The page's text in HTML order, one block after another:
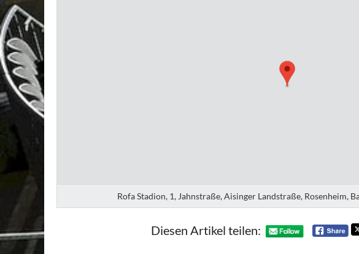
Rofa Stadion, 1, Jahnstraße, Aisinger Landstraße, Rosenheim,
Diesen Artikel teilen: